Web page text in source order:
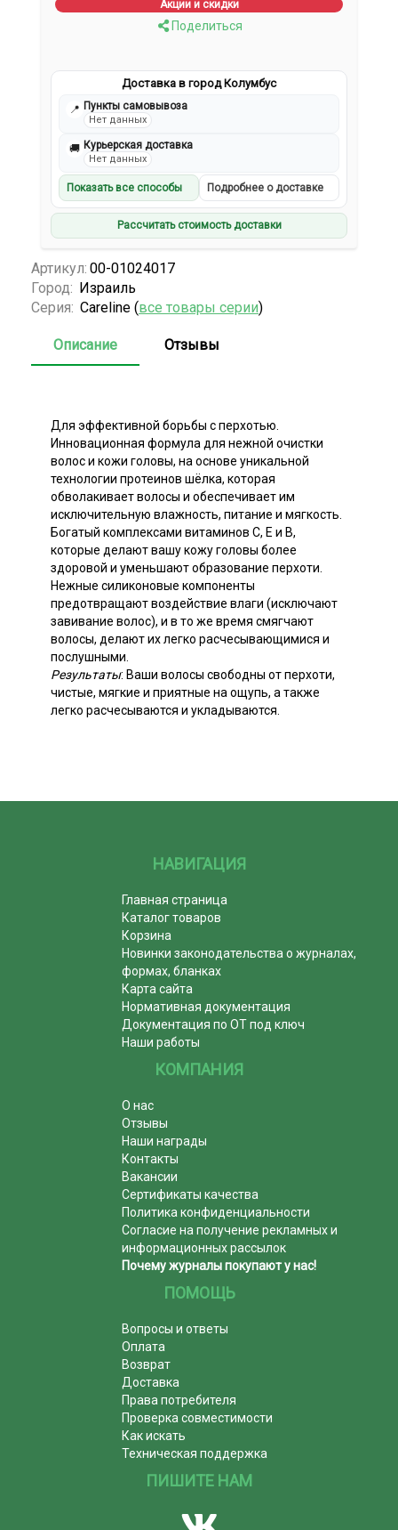
Акции и скидки
Поделиться
Доставка в город Колумбус
📍 Пункты самовывоза
Нет данных
🚚 Курьерская доставка
Нет данных
Показать все способы Подробнее о доставке
Рассчитать стоимость доставки
Артикул: 00-01024017
Город: Израиль
Серия: Careline (все товары серии)
Описание Отзывы
Для эффективной борьбы с перхотью.
Инновационная формула для нежной очистки
волос и кожи головы, на основе уникальной
технологии протеинов шёлка, которая
обволакивает волосы и обеспечивает им
исключительную влажность, питание и мягкость.
Богатый комплексами витаминов С, Е и В,
которые делают вашу кожу головы более
здоровой и уменьшают образование перхоти.
Нежные силиконовые компоненты
предотвращают воздействие влаги (исключают
завивание волос), и в то же время смягчают
волосы, делают их легко расчесывающимися и
послушными.
Результаты: Ваши волосы свободны от перхоти,
чистые, мягкие и приятные на ощупь, а также
легко расчесываются и укладываются.
НАВИГАЦИЯ
Главная страница
Каталог товаров
Корзина
Новинки законодательства о журналах,
формах, бланках
Карта сайта
Нормативная документация
Документация по ОТ под ключ
Наши работы
КОМПАНИЯ
О нас
Отзывы
Наши награды
Контакты
Вакансии
Сертификаты качества
Политика конфиденциальности
Согласие на получение рекламных и
информационных рассылок
Почему журналы покупают у нас!
ПОМОЩЬ
Вопросы и ответы
Оплата
Возврат
Доставка
Права потребителя
Проверка совместимости
Как искать
Техническая поддержка
ПИШИТЕ НАМ